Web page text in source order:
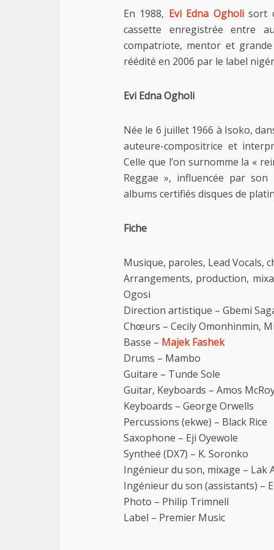
En 1988, Evi Edna Ogholisort
cassette enregistrée entre
compatriote, mentor et
réédité en 2006 par le label
Evi Edna Ogholi
Née le 6 juillet 1966 à Isoko,
auteure-compositrice et
Celle que l’on surnomme la «
Reggae », influencée par
albums certifiés disques de
Fiche
Musique, paroles, Lead Vocals,
Arrangements, production,
Ogosi
Direction artistique – Gbemi
Chœurs – Cecily Omonhinmin,
Basse – Majek Fashek
Drums – Mambo
Guitare – Tunde Sole
Guitar, Keyboards – Amos
Keyboards – George Orwells
Percussions (ekwe) – Black Rice
Saxophone – Eji Oyewole
Syntheé (DX7) – K. Soronko
Ingénieur du son, mixage – Lak
Ingénieur du son (assistants) –
Photo – Philip Trimnell
Label – Premier Music